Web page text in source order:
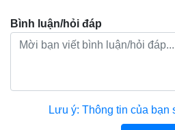
Bình luận/hỏi đáp
Lưu ý: Thông tin của bạn